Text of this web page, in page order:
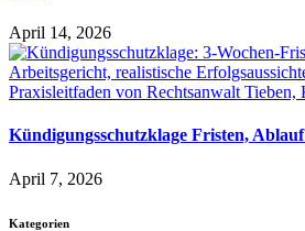
April 14, 2026
Kündigungsschutzklage Fristen,
April 7, 2026
Kategorien